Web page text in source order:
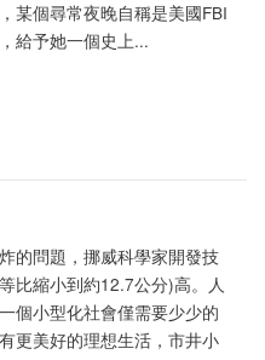
某個尋常夜晚自稱是美國FBI
給予她一個史上...
的問題，挪威科學家開發技
比縮小到約12.7公分)高。人
個小型化社會僅需要少少的
更美好的理想生活，市井小